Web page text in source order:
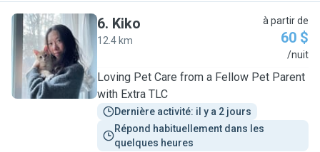
K
6. Kiko
12.4 km
à partir de
60 $
/nuit
Loving Pet Care from a Fellow Pet Parent
with Extra TLC
Dernière activité: il y a 2 jours
Répond habituellement dans les
quelques heures